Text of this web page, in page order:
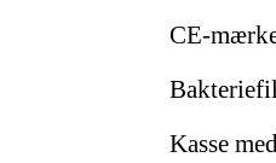
CE-
Kasse